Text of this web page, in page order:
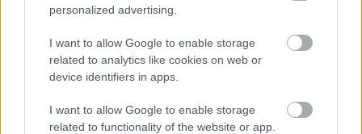
personalized advertising.
I want to allow Google to enable storage
related to analytics like cookies on web or
device identifiers in apps.
I want to allow Google to enable storage
related to functionality of the website or app.